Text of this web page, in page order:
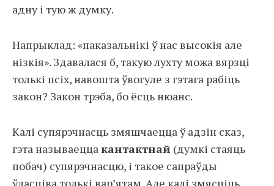
адну і тую ж думку.
Напрыклад: «паказальнікі ў нас высокія але
нізкія». Здавалася б, такую лухту можа вярзці
толькі псіх, навошта ўвогуле з гэтага рабіць
закон? Закон трэба, бо ёсць нюанс.
Калі супярэчнасць змяшчаецца ў адзін сказ,
гэта называеццакантактнай (думкі стаяць
побач) супярэчнасцю, і такое сапраўды
ўласціва толькі вар’ятам. Але калі змясціць